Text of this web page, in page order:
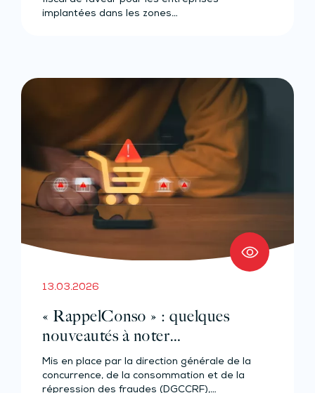
implantées dans les zones…
13.03.2026
« RappelConso » : quelques
nouveautés à noter…
Mis en place par la direction générale de la
concurrence, de la consommation et de la
répression des fraudes (DGCCRF),…